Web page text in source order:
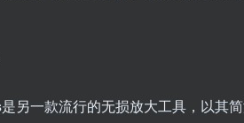
是另一款流行的无损放大工具，以其